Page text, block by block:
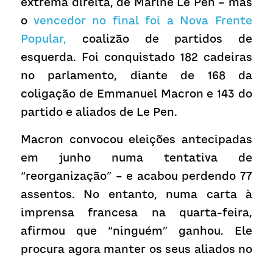
o vencedor no final foi a Nova Frente
Popular, coalizão de partidos de
esquerda. Foi conquistado 182 cadeiras
no parlamento, diante de 168 da
coligação de Emmanuel Macron e 143 do
partido e aliados de Le Pen.
Macron convocou eleições antecipadas
em junho numa tentativa de
“reorganização” – e acabou perdendo 77
assentos. No entanto, numa carta à
imprensa francesa na quarta-feira,
afirmou que “ninguém” ganhou. Ele
procura agora manter os seus aliados no